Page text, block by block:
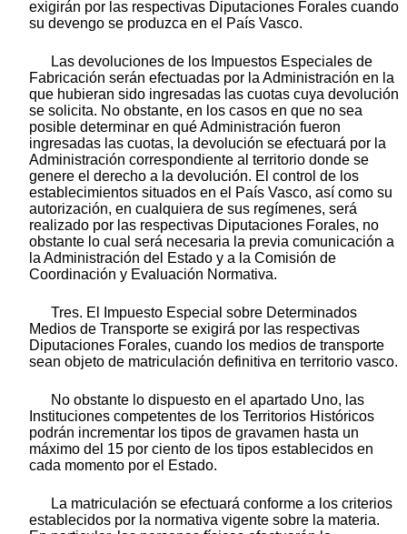
exigirán por las respectivas Diputaciones Forales cuando
su devengo se produzca en el País Vasco.
Las devoluciones de los Impuestos Especiales de
Fabricación serán efectuadas por la Administración en la
que hubieran sido ingresadas las cuotas cuya devolución
se solicita. No obstante, en los casos en que no sea
posible determinar en qué Administración fueron
ingresadas las cuotas, la devolución se efectuará por la
Administración correspondiente al territorio donde se
genere el derecho a la devolución. El control de los
establecimientos situados en el País Vasco, así como su
autorización, en cualquiera de sus regímenes, será
realizado por las respectivas Diputaciones Forales, no
obstante lo cual será necesaria la previa comunicación a
la Administración del Estado y a la Comisión de
Coordinación y Evaluación Normativa.
Tres. El Impuesto Especial sobre Determinados
Medios de Transporte se exigirá por las respectivas
Diputaciones Forales, cuando los medios de transporte
sean objeto de matriculación definitiva en territorio vasco.
No obstante lo dispuesto en el apartado Uno, las
Instituciones competentes de los Territorios Históricos
podrán incrementar los tipos de gravamen hasta un
máximo del 15 por ciento de los tipos establecidos en
cada momento por el Estado.
La matriculación se efectuará conforme a los criterios
establecidos por la normativa vigente sobre la materia.